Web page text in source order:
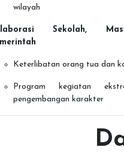
wilayah
Sekolah,
Keterlibatan orang tua dan
Program kegiatan
pengembangan karakter